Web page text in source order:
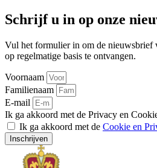
Schrijf u in op onze
Vul het formulier in om de nieuwsbrief
op regelmatige basis te ontvangen.
Voornaam
Familienaam
E-mail
Ik ga akkoord met de Privacy en
Ik ga akkoord met de Cookie en
Inschrijven